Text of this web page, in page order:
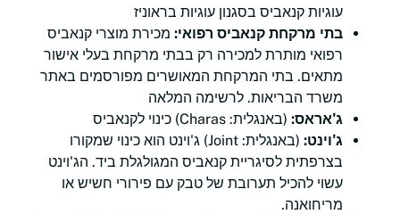
עוגיות קנאביס בסגנון עוגיות בראוניז
בתי מרקחת קנאביס רפואי: מכירת מוצרי קנאביס
רפואי מותרת למכירה רק בבתי מרקחת בעלי אישור
מתאים. בתי המרקחת המאושרים מפורסמים באתר
משרד הבריאות. לרשימה המלאה
ג'אראס: (באנגלית: Charas) כינוי לקנאביס
ג'וינט:
(באנגלית: Joint) ג'וינט הוא כינוי שמקורו
בצרפתית לסיגריית קנאביס המגולגלת ביד. הג'וינט
עשוי להכיל תערובת של טבק עם פירורי חשיש או
מריחואנה.